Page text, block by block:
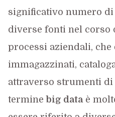
significativo numero di
diverse fonti nel corso
processi aziendali, che
immagazzinati,
attraverso strumenti di
termine big dataè